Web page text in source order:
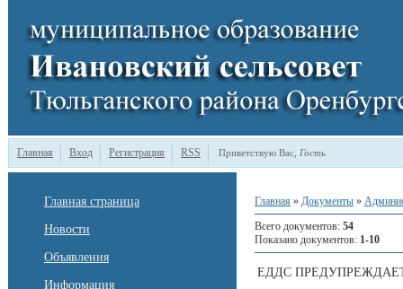
Главная Вход Регистрация RSS Приветствую Вас Гость
Главная страница
Новости
Объявления
Информация
Главная » Документы »
Всего документов: 54
Показано документов: 1-10
ЕДДС